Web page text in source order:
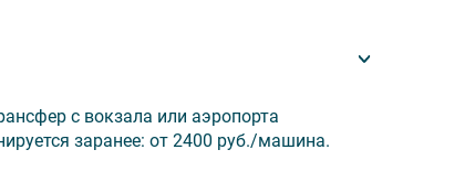
с вокзала или аэропорта
заранее: от 2400 руб./машина.